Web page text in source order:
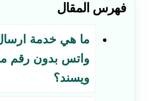
فهرس المقال
ما هي خدمة
واتس بدون رقم
ويسند؟